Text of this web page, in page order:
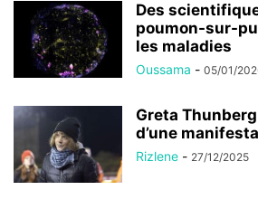
Des
poumon-sur-
les maladies
Oussama - 05/01/
Greta
d’une
Rizlene - 27/12/2025